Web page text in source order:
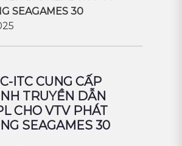
SEAGAMES 30
ITC CUNG CẤP
TRUYỀN DẪN
CHO VTV PHÁT
SEAGAMES 30